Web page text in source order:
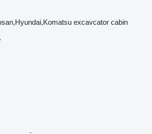
excavcator cabin